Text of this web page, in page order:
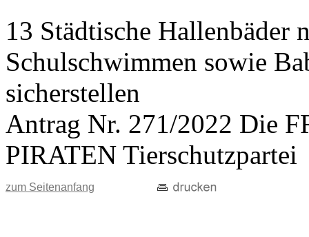
13 Städtische Hallenbäder
Schulschwimmen sowie
sicherstellen
Antrag Nr. 271/2022 Die
PIRATEN Tierschutzpartei
zum Seitenanfang